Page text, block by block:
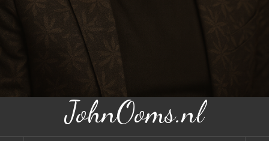
JohnOoms.nl